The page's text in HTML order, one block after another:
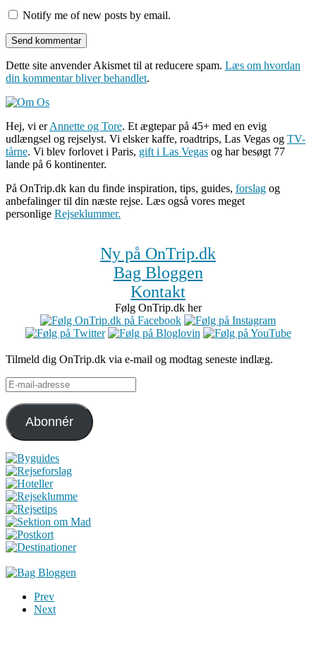
Notify me of new posts by email.
Dette site anvender Akismet til at reducere spam. Læs om hvordan
din kommentar bliver behandlet.
Hej, vi erAnnette og Tore. Et ægtepar på 45+ med en evig
udlængsel og rejselyst. Vi elsker kaffe, roadtrips, Las Vegas og TV-
tårne. Vi blev forlovet i Paris, gift i Las Vegas og har besøgt 77
lande på 6 kontinenter.
På OnTrip.dk kan du finde inspiration, tips, guides, forslag og
anbefalinger til din næste rejse. Læs også vores meget
personlige Rejseklummer.
Ny på OnTrip.dk
Bag Bloggen
Kontakt
Følg OnTrip.dk her
Tilmeld dig OnTrip.dk via e-mail og modtag seneste indlæg.
E-
mail-
adresse
Abonnér
Prev
Next